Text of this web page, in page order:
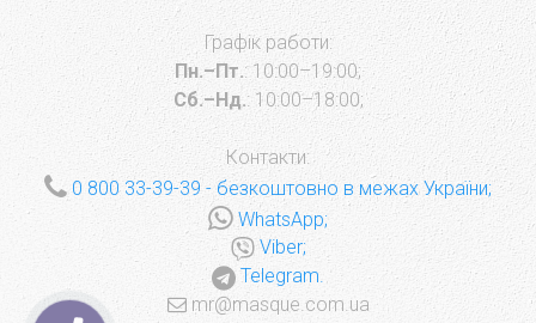
Графік работи:
Пн.–Пт.: 10:00–19:00;
Сб.–Нд.: 10:00–18:00;
Контакти:
0 800 33-39-39 - безкоштовно в межах України;
WhatsApp;
Viber;
Telegram.
mr@masque.com.ua